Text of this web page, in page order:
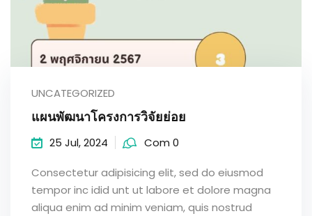
UNCATEGORIZED
แผนพัฒนาโครงการวิจัยย่อย
25 Jul, 2024 Com 0
Consectetur adipisicing elit, sed do eiusmod
tempor inc idid unt ut labore et dolore magna
aliqua enim ad minim veniam, quis nostrud